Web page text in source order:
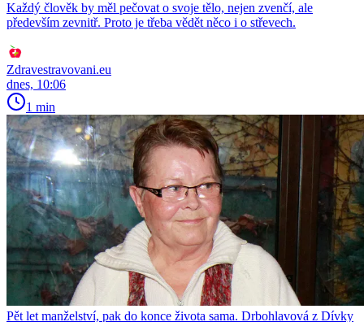
Každý člověk by měl pečovat o svoje tělo, nejen zvenčí, ale
především zevnitř. Proto je třeba vědět něco i o střevech.
Zdravestravovani.eu
dnes, 10:06
1 min
Pět let manželství, pak do konce života sama. Drbohlavová z Dívky